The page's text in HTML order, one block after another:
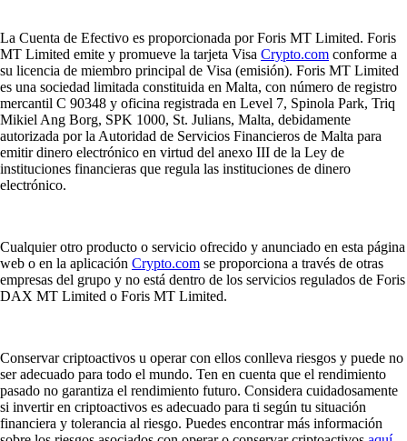
La Cuenta de Efectivo es proporcionada por Foris MT Limited. Foris
MT Limited emite y promueve la tarjeta Visa Crypto.com conforme a
su licencia de miembro principal de Visa (emisión). Foris MT Limited
es una sociedad limitada constituida en Malta, con número de registro
mercantil C 90348 y oficina registrada en Level 7, Spinola Park, Triq
Mikiel Ang Borg, SPK 1000, St. Julians, Malta, debidamente
autorizada por la Autoridad de Servicios Financieros de Malta para
emitir dinero electrónico en virtud del anexo III de la Ley de
instituciones financieras que regula las instituciones de dinero
electrónico.
Cualquier otro producto o servicio ofrecido y anunciado en esta página
web o en la aplicación Crypto.com se proporciona a través de otras
empresas del grupo y no está dentro de los servicios regulados de Foris
DAX MT Limited o Foris MT Limited.
Conservar criptoactivos u operar con ellos conlleva riesgos y puede no
ser adecuado para todo el mundo. Ten en cuenta que el rendimiento
pasado no garantiza el rendimiento futuro. Considera cuidadosamente
si invertir en criptoactivos es adecuado para ti según tu situación
financiera y tolerancia al riesgo. Puedes encontrar más información